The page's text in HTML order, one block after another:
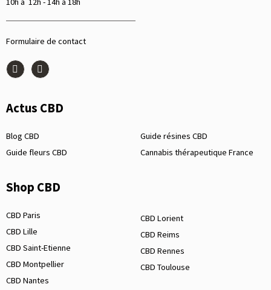
Formulaire de contact
Actus CBD
Blog CBD
Guide fleurs CBD
Guide résines CBD
Cannabis thérapeutique France
Shop CBD
CBD Paris
CBD Lille
CBD Saint-Etienne
CBD Montpellier
CBD Nantes
CBD Lorient
CBD Reims
CBD Rennes
CBD Toulouse